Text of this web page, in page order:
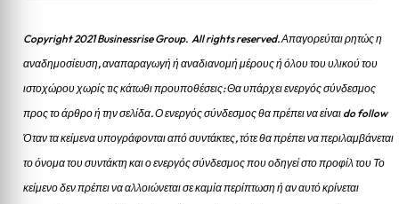
Copyright 2021 Businessrise Group. All rights reserved. Απαγορεύται ρητώς η
αναδημοσίευση, αναπαραγωγή ή αναδιανομή μέρους ή όλου του υλικού του
ιστοχώρου χωρίς τις κάτωθι προυποθέσεις: Θα υπάρχει ενεργός σύνδεσμος
προς το άρθρο ή την σελίδα.Ο ενεργός σύνδεσμος θα πρέπει να είναι do follow
Όταν τα κείμενα υπογράφονται από συντάκτες, τότε θα πρέπει να περιλαμβάνεται
το όνομα του συντάκτη και ο ενεργός σύνδεσμος που οδηγεί στο προφίλ του Το
κείμενο δεν πρέπει να αλλοιώνεται σε καμία περίπτωση ή αν αυτό κρίνεται